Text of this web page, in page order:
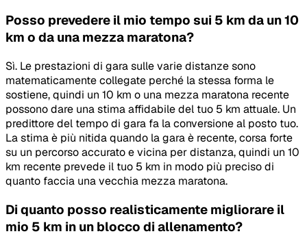
Posso prevedere il mio tempo sui 5 km da un 10
km o da una mezza maratona?
Sì. Le prestazioni di gara sulle varie distanze sono
matematicamente collegate perché la stessa forma le
sostiene, quindi un 10 km o una mezza maratona recente
possono dare una stima affidabile del tuo 5 km attuale. Un
predittore del tempo di gara fa la conversione al posto tuo.
La stima è più nitida quando la gara è recente, corsa forte
su un percorso accurato e vicina per distanza, quindi un 10
km recente prevede il tuo 5 km in modo più preciso di
quanto faccia una vecchia mezza maratona.
Di quanto posso realisticamente migliorare il
mio 5 km in un blocco di allenamento?